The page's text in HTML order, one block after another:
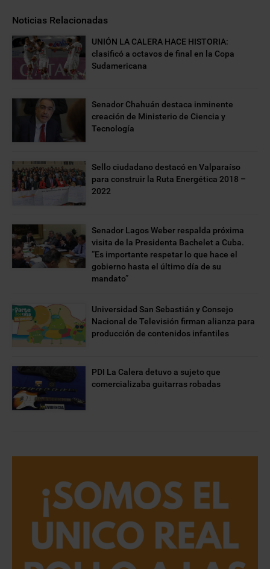
Noticias Relacionadas
UNIÓN LA CALERA HACE HISTORIA:
clasificó a octavos de final en la Copa
Sudamericana
Senador Chahuán destaca inminente
creación de Ministerio de Ciencia y
Tecnología
Sello ciudadano destacó en Valparaíso
para construir la Ruta Energética 2018 –
2022
Senador Lagos Weber respalda próxima
visita de la Presidenta Bachelet a Cuba.
“Es importante respetar lo que hace el
gobierno hasta el último día de su
mandato”
Universidad San Sebastián y Consejo
Nacional de Televisión firman alianza para
producción de contenidos infantiles
PDI La Calera detuvo a sujeto que
comercializaba guitarras robadas